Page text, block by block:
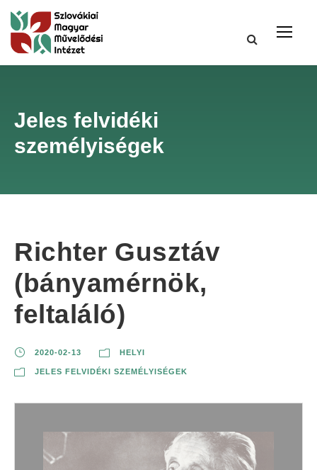
Jeles felvidéki
személyiségek
Richter Gusztáv
(bányamérnök,
feltaláló)
2020-02-13 HELYI
JELES FELVIDÉKI SZEMÉLYISÉGEK